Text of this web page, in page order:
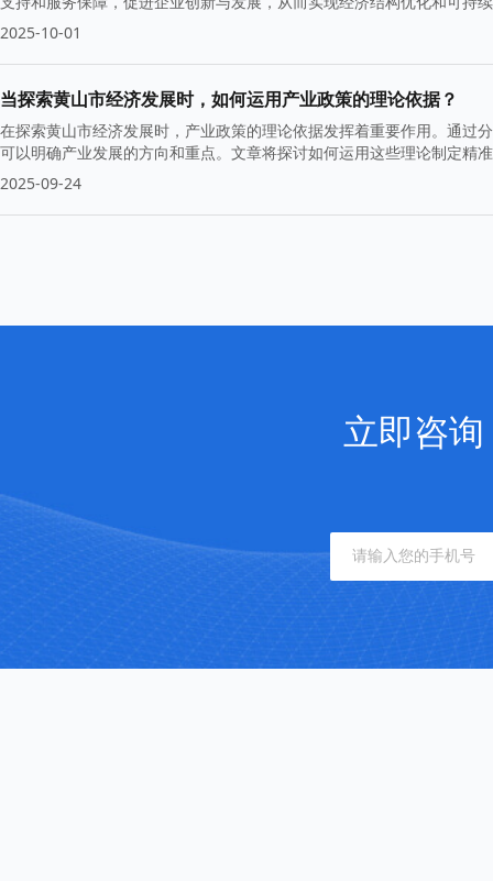
2025-10-01
当探索黄山市经济发展时，如何运用产业政策的理论依据？
在探索黄山市经济发展时，产业政策的理论依据发挥着重要作用。通过
可以明确产业发展的方向和重点。文章将探讨如何运用这些理论制定精
2025-09-24
立即咨